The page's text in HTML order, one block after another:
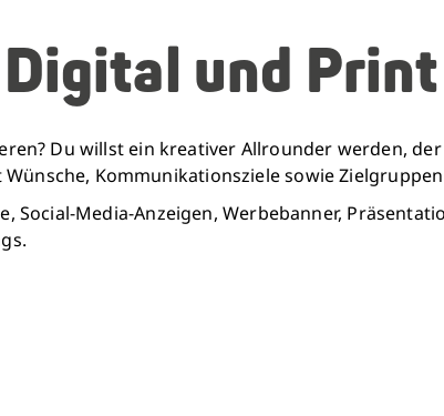
und
Du willst ein kreativer Allrounder werden,
Kommunikationsziele sowie
Social-Media-Anzeigen, Werbebanner,